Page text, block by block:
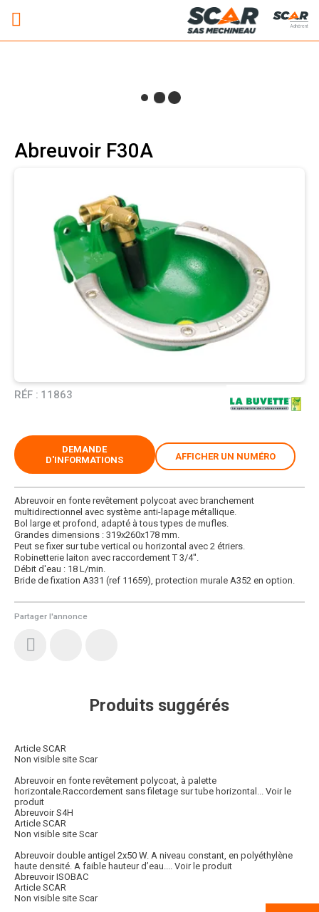
Adhérent
Abreuvoir F30A
RÉF : 11863
Partager l'annonce
Abreuvoir en fonte revêtement polycoat avec branchement
multidirectionnel avec système anti-lapage métallique.
Bol large et profond, adapté à tous types de mufles.
Grandes dimensions : 319x260x178 mm.
Peut se fixer sur tube vertical ou horizontal avec 2 étriers.
Robinetterie laiton avec raccordement T 3/4''.
Débit d'eau : 18 L/min.
Bride de fixation A331 (ref 11659), protection murale A352 en option.
DEMANDE
D'INFORMATIONS
AFFICHER UN NUMÉRO
Produits suggérés
Article SCAR
Non visible site Scar
Abreuvoir en fonte revêtement polycoat, à palette
horizontale.Raccordement sans filetage sur tube horizontal... Voir le
produit
Abreuvoir S4H
Article SCAR
Non visible site Scar
Abreuvoir double antigel 2x50 W. A niveau constant, en polyéthylène
haute densité. A faible hauteur d’eau.... Voir le produit
Abreuvoir ISOBAC
Article SCAR
Non visible site Scar